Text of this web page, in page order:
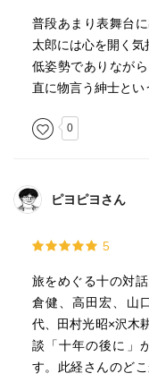
普段あまり表舞台
太郎には心を開く気
低姿勢でありなが
直に物言う紳士とい
0
ピヨピヨさん
5
旅をめぐる十の対
倉健、高田宏、山
代、田村光昭×沢木
談「十年の後に」
す。此経さんのど